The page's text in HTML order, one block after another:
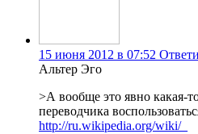
15 июня 2012 в 07:52
Альтер Эго
>А вообще это явно какая-
переводчика
http://ru.wikipedia.org/wiki/_